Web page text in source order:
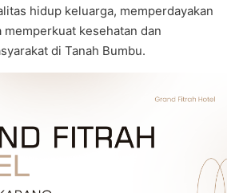
hidup keluarga, memperdayakan
kesehatan dan
di Tanah Bumbu.